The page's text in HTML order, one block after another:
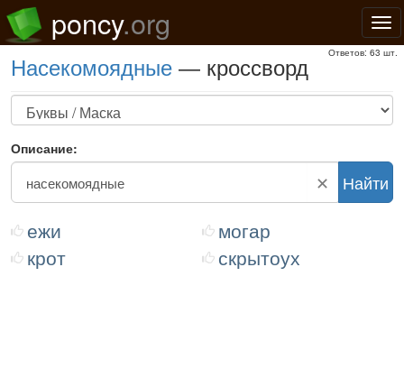
poncy.org
насекомоядные — кроссворд
Ответов: 63 шт.
ежи
могар
крот
скрытоух
Описание:
✕ Найти